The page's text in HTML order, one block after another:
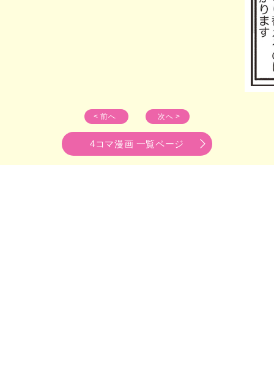
< 前へ 次へ >
4コマ漫画 一覧ページ